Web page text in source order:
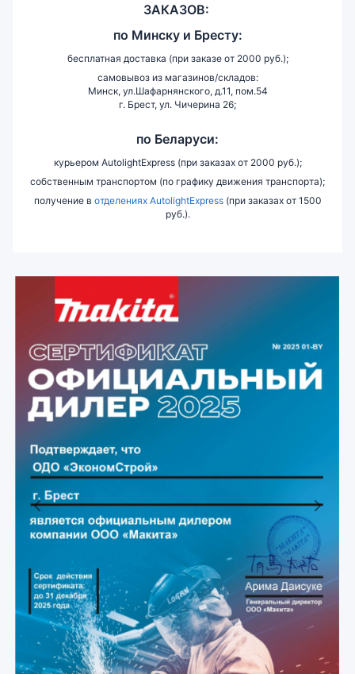
ЗАКАЗОВ:
по Минску и Бресту:
бесплатная доставка (при заказе от 2000 руб.);
самовывоз из магазинов/складов:
Минск, ул.Шафарнянского, д.11, пом.54
г. Брест, ул. Чичерина 26;
по Беларуси:
курьером AutolightExpress (при заказах от 2000 руб.);
собственным транспортом (по графику движения транспорта);
получение в отделениях AutolightExpress(при заказах от 1500
руб.).
Previous Next